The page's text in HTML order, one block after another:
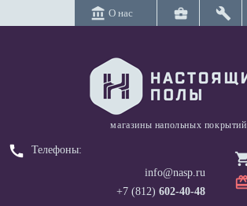
account_balance О нас business_center build
магазины напольных покрытий
call
Телефоны:
info@nasp.ru
+7 (812) 602-40-48